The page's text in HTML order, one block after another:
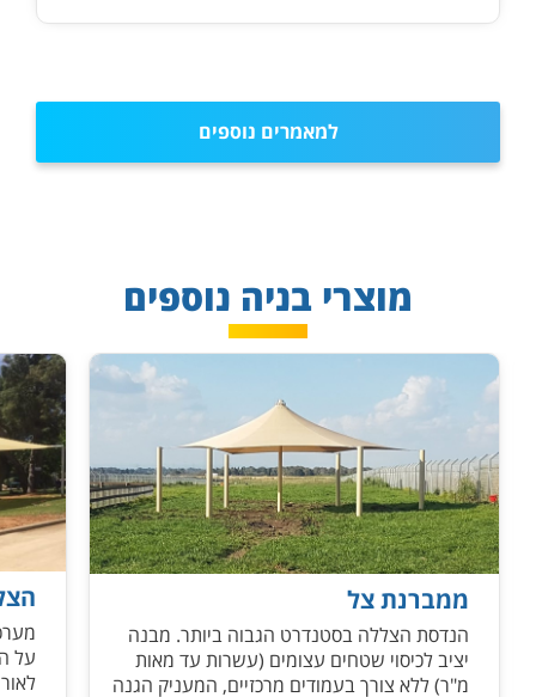
למאמרים נוספים
מוצרי בניה נוספים
ממברנת צל
הנדסת הצללה בסטנדרט הגבוה ביותר. מבנה
יציב לכיסוי שטחים עצומים (עשרות עד מאות
מ"ר) ללא צורך בעמודים מרכזיים, המעניק הגנה
על